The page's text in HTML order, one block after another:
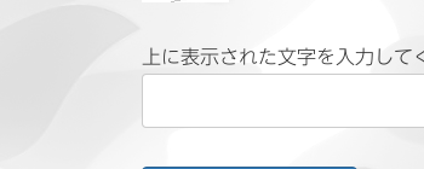
上に表示された文字を入力して